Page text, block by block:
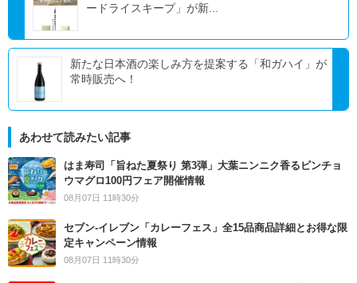
ードライスキープ」が新...
新たな日本酒の楽しみ方を提案する「和ガハイ」が
常時販売へ！
あわせて読みたい記事
はま寿司「旨ねた夏祭り 第3弾」大葉ニンニク香るビンチョ
ウマグロ100円フェア開催情報
08月07日 11時30分
セブン‐イレブン「カレーフェス」全15品商品詳細とお得な限
定キャンペーン情報
08月07日 11時30分